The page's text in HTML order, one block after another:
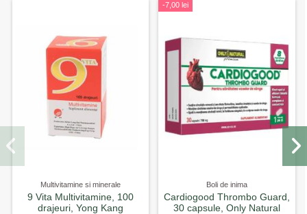
Multivitamine si minerale
9 Vita Multivitamine, 100
drajeuri, Yong Kang
-7,00 lei
Boli de inima
Cardiogood Thrombo Guard,
30 capsule, Only Natural